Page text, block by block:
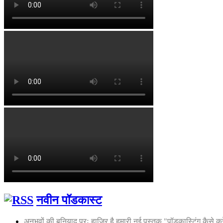
नवीन पॉडकास्ट